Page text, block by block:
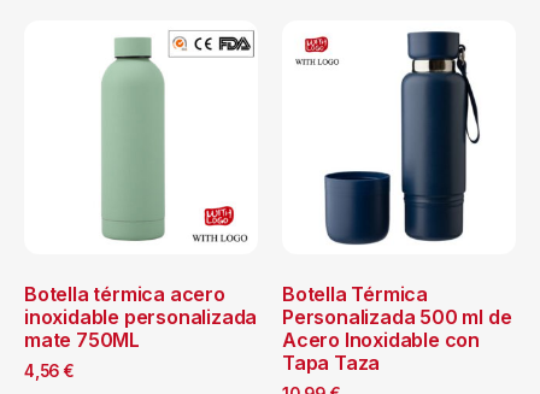
Botella térmica acero
inoxidable personalizada
mate 750ML
4,56 €
Botella Térmica
Personalizada 500 ml de
Acero Inoxidable con
Tapa Taza